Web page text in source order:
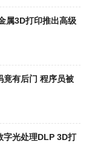
属3D打印推出高级
竟有后门 程序员被
光处理DLP 3D打